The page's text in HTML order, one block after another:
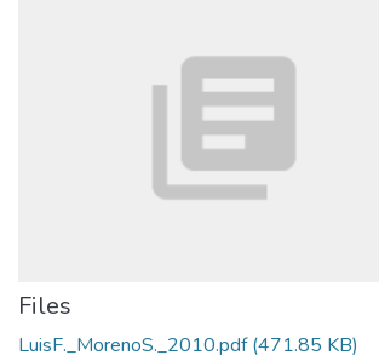
Files
LuisF._MorenoS._2010.pdf(471.85 KB)